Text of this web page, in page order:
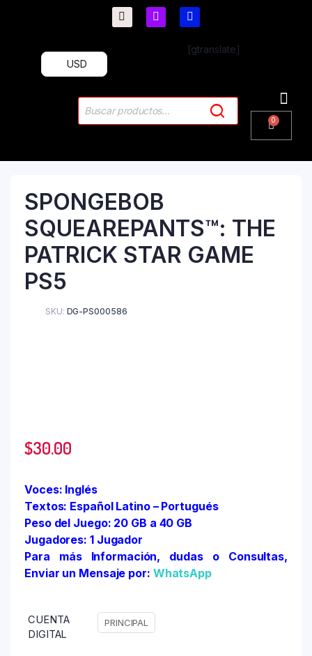
[gtranslate]
USD
SPONGEBOB
SQUEAREPANTS™: THE
PATRICK STAR GAME
PS5
SKU: DG-PS000586
$30.00
Voces: Inglés
Textos: Español Latino – Portugués
Peso del Juego: 20 GB a 40 GB
Jugadores: 1 Jugador
Para más Información, dudas o Consultas,
Enviar un Mensaje por: WhatsApp
CUENTA
DIGITAL
PRINCIPAL